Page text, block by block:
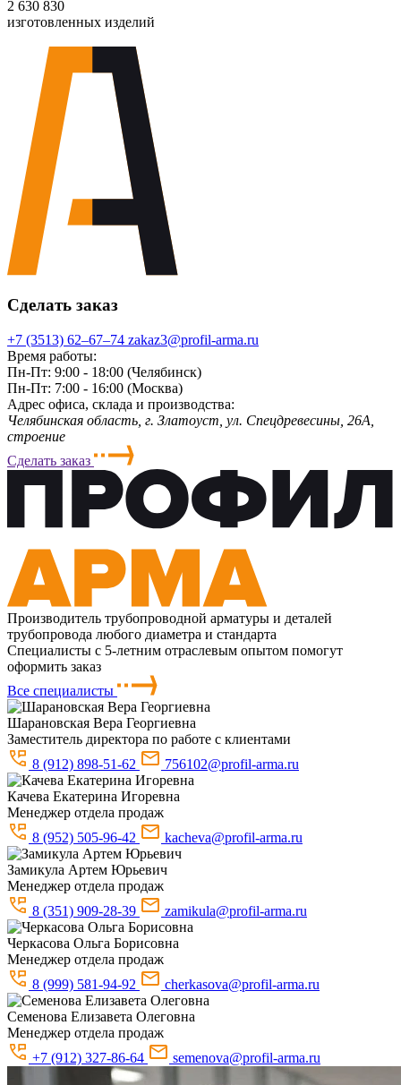
2 630 830
изготовленных изделий
Сделать заказ
+7 (3513) 62‒67‒74 zakaz3@profil-arma.ru
Время работы:
Пн-Пт: 9:00 - 18:00 (Челябинск)
Пн-Пт: 7:00 - 16:00 (Москва)
Адрес офиса, склада и производства:
Челябинская область, г. Злaтoycт, ул. Спецдревесины, 26А,
строение
Сделать заказ
Производитель трубопроводной арматуры и деталей
трубопровода любого диаметра и стандарта
Специалисты с 5-летним отраслевым опытом помогут
оформить заказ
Все специалисты
Шарановская Вера Георгиевна
Заместитель директора по работе с клиентами
8 (912) 898-51-62
756102@profil-arma.ru
Качева Екатерина Игоревна
Менеджер отдела продаж
8 (952) 505-96-42
kacheva@profil-arma.ru
Замикула Артем Юрьевич
Менеджер отдела продаж
8 (351) 909-28-39
zamikula@profil-arma.ru
Черкасова Ольга Борисовна
Менеджер отдела продаж
8 (999) 581-94-92
cherkasova@profil-arma.ru
Семенова Елизавета Олеговна
Менеджер отдела продаж
+7 (912) 327-86-64
semenova@profil-arma.ru